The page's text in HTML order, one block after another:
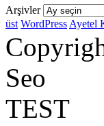
Arşivler
üst WordPress Ayetel
Seo
TEST